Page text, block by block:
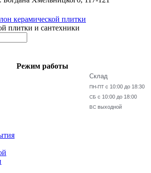
плитки и сантехники
Режим работы
Склад
ПН-ПТ с 10:00 до 18:30
СБ с 10:00 до 18:00
ВС выходной